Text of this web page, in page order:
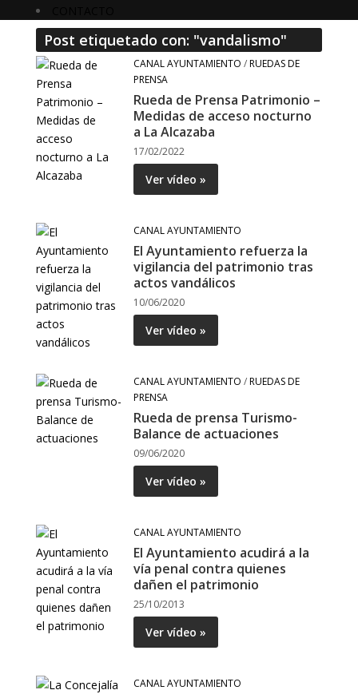
Post etiquetado con: "vandalismo"
CANAL AYUNTAMIENTO /RUEDAS DE
PRENSA
Rueda de Prensa Patrimonio –
Medidas de acceso nocturno
a La Alcazaba
17/02/2022
Ver vídeo »
CANAL AYUNTAMIENTO
El Ayuntamiento refuerza la
vigilancia del patrimonio tras
actos vandálicos
10/06/2020
Ver vídeo »
CANAL AYUNTAMIENTO /RUEDAS DE
PRENSA
Rueda de prensa Turismo-
Balance de actuaciones
09/06/2020
Ver vídeo »
CANAL AYUNTAMIENTO
El Ayuntamiento acudirá a la
vía penal contra quienes
dañen el patrimonio
25/10/2013
Ver vídeo »
CANAL AYUNTAMIENTO